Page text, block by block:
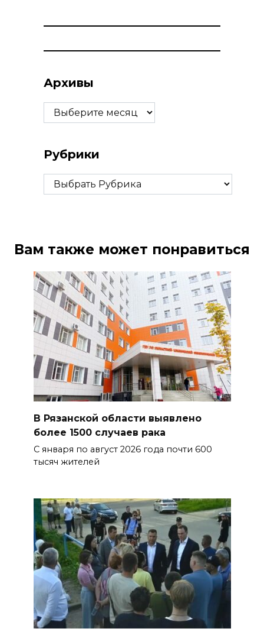
Архивы
Архивы
Рубрики
Рубрики
Вам также может понравиться
В Рязанской области выявлено
более 1500 случаев рака
С января по август 2026 года почти 600
тысяч жителей